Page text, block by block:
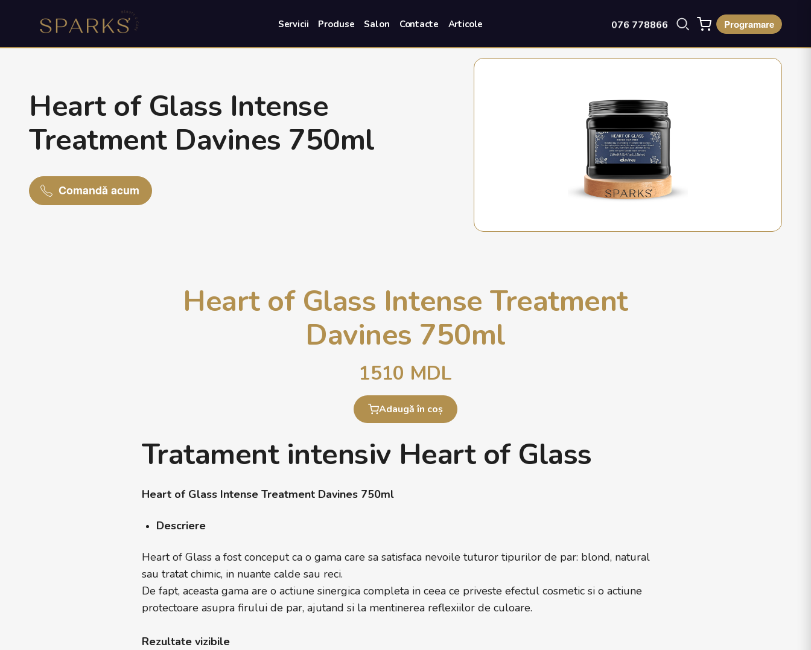
Servicii Produse Salon Contacte Articole 076 778866 Programare
Heart of Glass Intense
Treatment Davines 750ml
Comandă acum
Heart of Glass Intense Treatment
Davines 750ml
1510 MDL
Adaugă în coș
Tratament intensiv Heart of Glass
Heart of Glass Intense Treatment Davines 750ml
Descriere
Heart of Glass a fost conceput ca o gama care sa satisfaca nevoile tuturor tipurilor de par: blond, natural
sau tratat chimic, in nuante calde sau reci.
De fapt, aceasta gama are o actiune sinergica completa in ceea ce priveste efectul cosmetic si o actiune
protectoare asupra firului de par, ajutand si la mentinerea reflexiilor de culoare.
Rezultate vizibile